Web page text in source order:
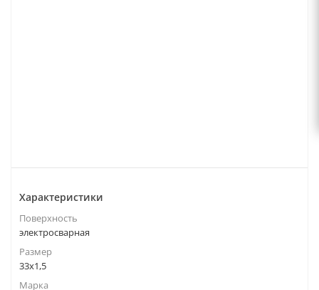
Характеристики
Поверхность
электросварная
Размер
33х1,5
Марка